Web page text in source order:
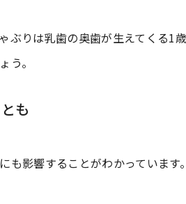
ぶりは乳歯の奥歯が生えてくる1
う。
も
影響することがわかっています。